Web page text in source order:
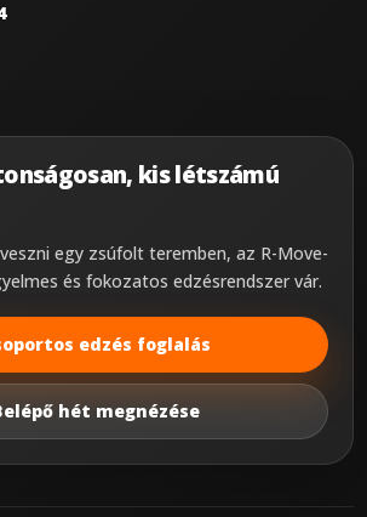
kis létszámú
egy zsúfolt teremben, az R-Move-
és fokozatos edzésrendszer vár.
edzés foglalás
hét megnézése